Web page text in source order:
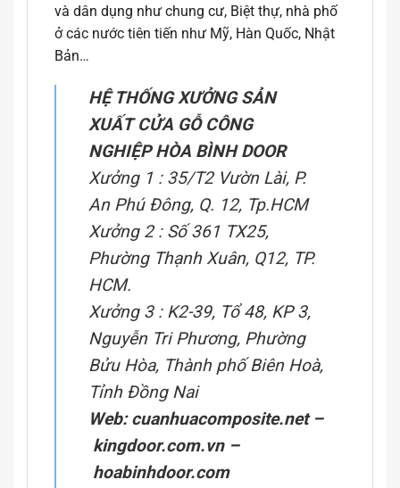
và dân dụng như chung cư, Biệt thự, nhà phố
ở các nước tiên tiến như Mỹ, Hàn Quốc, Nhật
Bản…
HỆ THỐNG XƯỞNG SẢN
XUẤT CỬA GỖ CÔNG
NGHIỆP HÒA BÌNH DOOR
Xưởng 1 : 35/T2 Vườn Lài, P.
An Phú Đông, Q. 12, Tp.HCM
Xưởng 2 : Số 361 TX25,
Phường Thạnh Xuân, Q12, TP.
HCM.
Xưởng 3 : K2-39, Tổ 48, KP 3,
Nguyễn Tri Phương, Phường
Bửu Hòa, Thành phố Biên Hoà,
Tỉnh Đồng Nai
Web:cuanhuacomposite.net–
kingdoor.com.vn–
hoabinhdoor.com